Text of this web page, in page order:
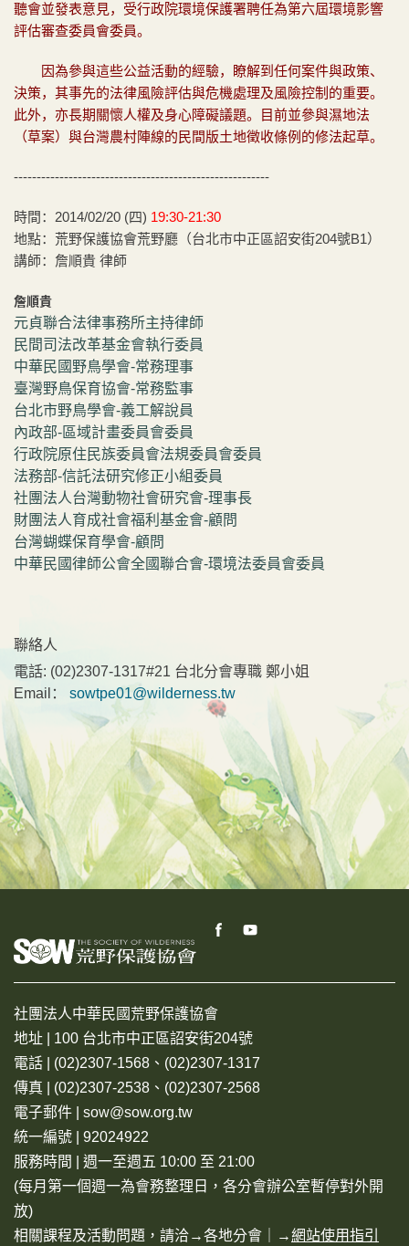
聽會並發表意見，受行政院環境保護署聘任為第六屆環境影響
評估審查委員會委員。
因為參與這些公益活動的經驗，瞭解到任何案件與政策、
決策，其事先的法律風險評估與危機處理及風險控制的重要。
此外，亦長期關懷人權及身心障礙議題。目前並參與濕地法
（草案）與台灣農村陣線的民間版土地徵收條例的修法起草。
--------------------------------------------------------
時間：2014/02/20 (四) 19:30-21:30
地點：荒野保護協會荒野廳（台北市中正區詔安街204號B1）
講師：詹順貴 律師
詹順貴
元貞聯合法律事務所主持律師
民間司法改革基金會執行委員
中華民國野鳥學會-常務理事
臺灣野鳥保育協會-常務監事
台北市野鳥學會-義工解說員
內政部-區域計畫委員會委員
行政院原住民族委員會法規委員會委員
法務部-信託法研究修正小組委員
社團法人台灣動物社會研究會-理事長
財團法人育成社會福利基金會-顧問
台灣蝴蝶保育學會-顧問
中華民國律師公會全國聯合會-環境法委員會委員
聯絡人
電話: (02)2307-1317#21 台北分會專職 鄭小姐
Email： sowtpe01@wilderness.tw
社團法人中華民國荒野保護協會
地址 | 100 台北市中正區詔安街204號
電話 | (02)2307-1568、(02)2307-1317
傳真 | (02)2307-2538、(02)2307-2568
電子郵件 | sow@sow.org.tw
統一編號 | 92024922
服務時間 | 週一至週五 10:00 至 21:00
(每月第一個週一為會務整理日，各分會辦公室暫停對外開
放)
相關課程及活動問題，請洽→各地分會 ｜→網站使用指引